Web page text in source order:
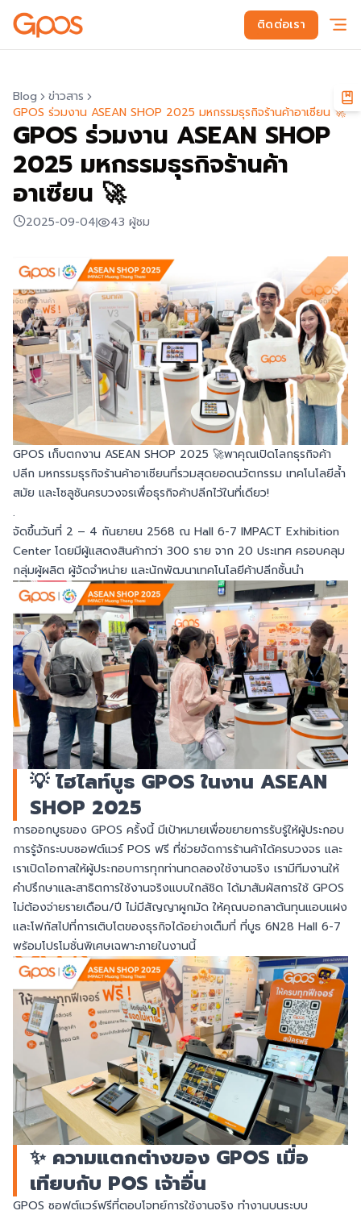
ติดต่อเรา
Blog
ข่าวสาร
GPOS ร่วมงาน ASEAN SHOP 2025 มหกรรมธุรกิจร้านค้าอาเซียน 🚀
GPOS ร่วมงาน ASEAN SHOP
2025 มหกรรมธุรกิจร้านค้า
อาเซียน 🚀
2025-09-04 43 ผู้ชม
GPOS เก็บตกงาน ASEAN SHOP 2025 🚀พาคุณเปิดโลกธุรกิจค้า
ปลีก มหกรรมธุรกิจร้านค้าอาเซียนที่รวมสุดยอดนวัตกรรม เทคโนโลยีล้ำ
สมัย และโซลูชันครบวงจรเพื่อธุรกิจค้าปลีกไว้ในที่เดียว!
.
จัดขึ้นวันที่ 2 – 4 กันยายน 2568 ณ Hall 6-7 IMPACT Exhibition
Center โดยมีผู้แสดงสินค้ากว่า 300 ราย จาก 20 ประเทศ ครอบคลุม
กลุ่มผู้ผลิต ผู้จัดจำหน่าย และนักพัฒนาเทคโนโลยีค้าปลีกชั้นนำ
💡 ไฮไลท์บูธ GPOS ในงาน ASEAN
SHOP 2025
การออกบูธของ GPOS ครั้งนี้ มีเป้าหมายเพื่อขยายการรับรู้ให้ผู้ประกอบ
การรู้จักระบบซอฟต์แวร์ POS ฟรี ที่ช่วยจัดการร้านค้าได้ครบวงจร และ
เราเปิดโอกาสให้ผู้ประกอบการทุกท่านทดลองใช้งานจริง เรามีทีมงานให้
คำปรึกษาและสาธิตการใช้งานจริงแบบใกล้ชิด ได้มาสัมผัสการใช้ GPOS
ไม่ต้องจ่ายรายเดือน/ปี ไม่มีสัญญาผูกมัด ให้คุณบอกลาต้นทุนแอบแฝง
และโฟกัสไปที่การเติบโตของธุรกิจได้อย่างเต็มที่ ที่บูธ 6N28 Hall 6-7
พร้อมโปรโมชั่นพิเศษเฉพาะภายในงานนี้
✨ ความแตกต่างของ GPOS เมื่อ
เทียบกับ POS เจ้าอื่น
GPOS ซอฟต์แวร์ฟรีที่ตอบโจทย์การใช้งานจริง ทำงานบนระบบ